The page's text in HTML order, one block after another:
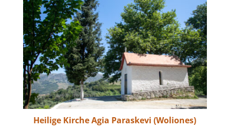
Heilige Kirche Agia Paraskevi (Woliones)